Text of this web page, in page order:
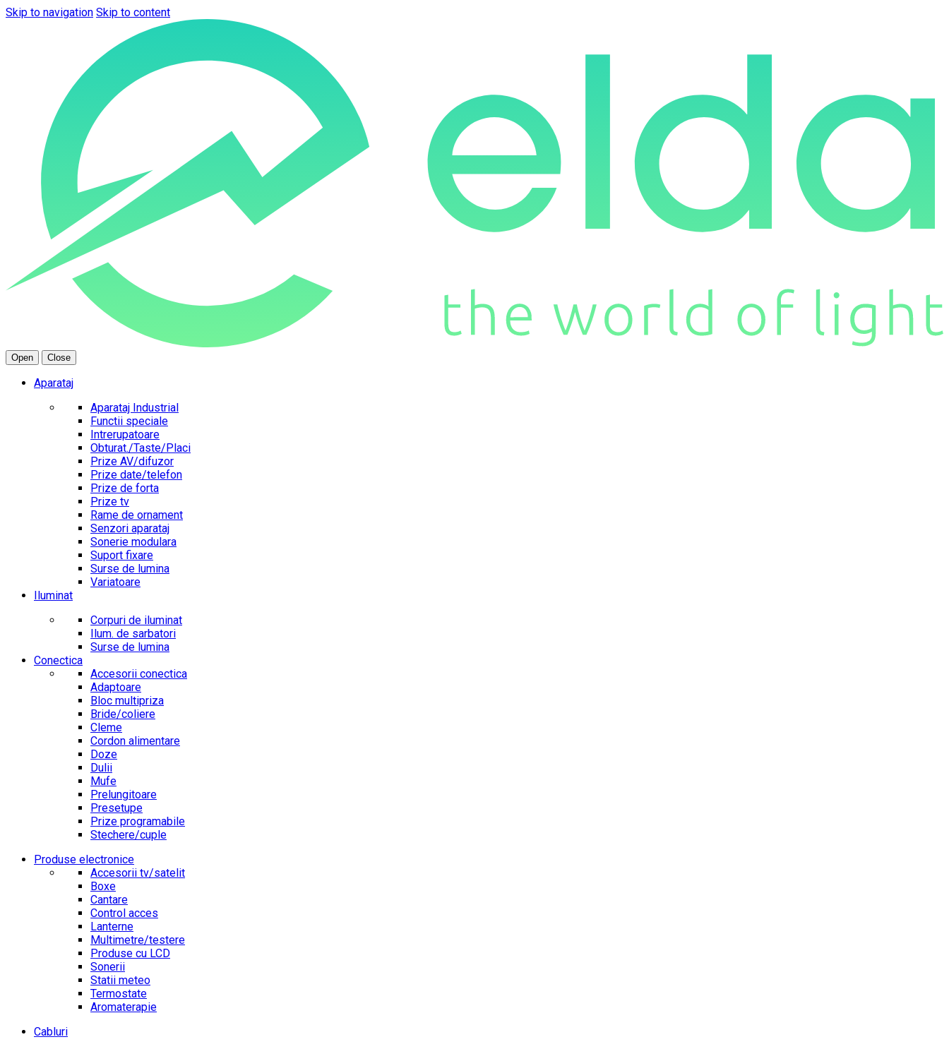
Skip to navigation Skip to content
Open Close
Aparataj
Aparataj Industrial
Functii speciale
Intrerupatoare
Obturat./Taste/Placi
Prize AV/difuzor
Prize date/telefon
Prize de forta
Prize tv
Rame de ornament
Senzori aparataj
Sonerie modulara
Suport fixare
Surse de lumina
Variatoare
Iluminat
Corpuri de iluminat
Ilum. de sarbatori
Surse de lumina
Conectica
Accesorii conectica
Adaptoare
Bloc multipriza
Bride/coliere
Cleme
Cordon alimentare
Doze
Dulii
Mufe
Prelungitoare
Presetupe
Prize programabile
Stechere/cuple
Produse electronice
Accesorii tv/satelit
Boxe
Cantare
Control acces
Lanterne
Multimetre/testere
Produse cu LCD
Sonerii
Statii meteo
Termostate
Aromaterapie
Cabluri